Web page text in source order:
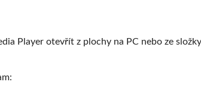
Player otevřít z plochy na PC nebo ze